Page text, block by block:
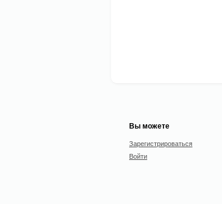
Вы можете
Зарегистрироваться
Войти